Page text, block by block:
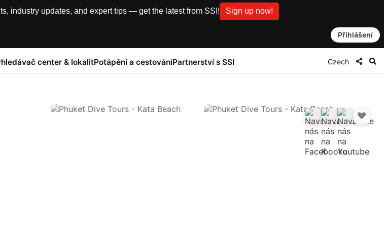
industry updates, and expert tips — get the latest from SSI! Sign up now!
Přihlášení
center & lokalitPotápění a cestováníPartnerství s SSI Czech